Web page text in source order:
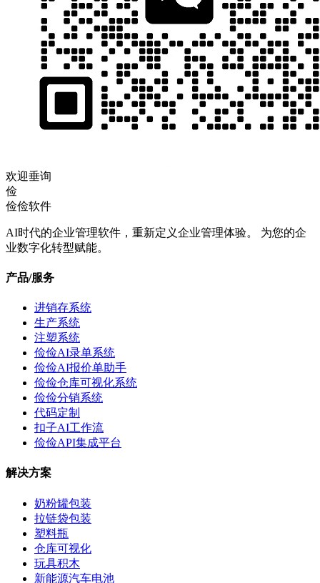
欢迎垂询
俭
俭俭软件
AI时代的企业管理软件，重新定义企业管理体验。 为您的企
业数字化转型赋能。
产品/服务
进销存系统
生产系统
注塑系统
俭俭AI录单系统
俭俭AI报价单助手
俭俭仓库可视化系统
俭俭分销系统
代码定制
扣子AI工作流
俭俭API集成平台
解决方案
奶粉罐包装
拉链袋包装
塑料瓶
仓库可视化
玩具积木
新能源汽车电池